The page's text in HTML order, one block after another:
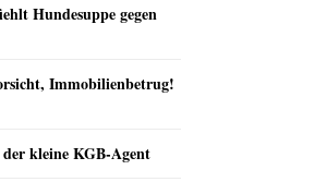
Hundesuppe gegen
Immobilienbetrug!
kleine KGB-Agent